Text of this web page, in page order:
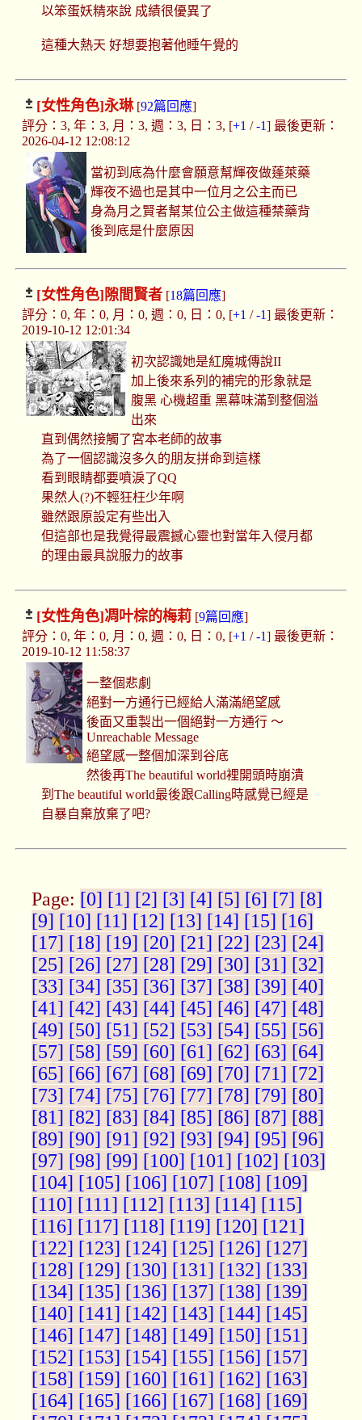
以笨蛋妖精來說 成績很優異了
這種大熱天 好想要抱著他睡午覺的
[女性角色]永琳[92篇回應]
評分：3, 年：3, 月：3, 週：3, 日：3, [+1 /-1] 最後更新：
2026-04-12 12:08:12
當初到底為什麼會願意幫輝夜做蓬萊藥
輝夜不過也是其中一位月之公主而已
身為月之賢者幫某位公主做這種禁藥背
後到底是什麼原因
[女性角色] 隙間賢者[18篇回應]
評分：0, 年：0, 月：0, 週：0, 日：0, [+1 /-1] 最後更新：
2019-10-12 12:01:34
初次認識她是紅魔城傳說II
加上後來系列的補完的形象就是
腹黑 心機超重 黑幕味滿到整個溢
出來
直到偶然接觸了宮本老師的故事
為了一個認識沒多久的朋友拼命到這樣
看到眼睛都要噴淚了QQ
果然人(?)不輕狂枉少年啊
雖然跟原設定有些出入
但這部也是我覺得最震撼心靈也對當年入侵月都
的理由最具說服力的故事
[女性角色]凋叶棕的梅莉 [9篇回應]
評分：0, 年：0, 月：0, 週：0, 日：0, [+1 /-1] 最後更新：
2019-10-12 11:58:37
一整個悲劇
絕對一方通行已經給人滿滿絕望感
後面又重製出一個絕對一方通行 ～
Unreachable Message
絕望感一整個加深到谷底
然後再The beautiful world裡開頭時崩潰
到The beautiful world最後跟Calling時感覺已經是
自暴自棄放棄了吧?
Page: [0] [1] [2] [3] [4] [5] [6] [7] [8]
[9] [10] [11] [12] [13] [14] [15] [16]
[17] [18] [19] [20] [21] [22] [23] [24]
[25] [26] [27] [28] [29] [30] [31] [32]
[33] [34] [35] [36] [37] [38] [39] [40]
[41] [42] [43] [44] [45] [46] [47] [48]
[49] [50] [51] [52] [53] [54] [55] [56]
[57] [58] [59] [60] [61] [62] [63] [64]
[65] [66] [67] [68] [69] [70] [71] [72]
[73] [74] [75] [76] [77] [78] [79] [80]
[81] [82] [83] [84] [85] [86] [87] [88]
[89] [90] [91] [92] [93] [94] [95] [96]
[97] [98] [99] [100] [101] [102] [103]
[104] [105] [106] [107] [108] [109]
[110] [111] [112] [113] [114] [115]
[116] [117] [118] [119] [120] [121]
[122] [123] [124] [125] [126] [127]
[128] [129] [130] [131] [132] [133]
[134] [135] [136] [137] [138] [139]
[140] [141] [142] [143] [144] [145]
[146] [147] [148] [149] [150] [151]
[152] [153] [154] [155] [156] [157]
[158] [159] [160] [161] [162] [163]
[164] [165] [166] [167] [168] [169]